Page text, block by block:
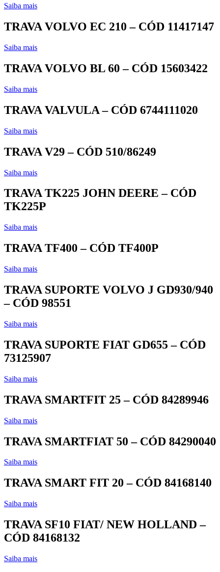
Saiba mais
TRAVA VOLVO EC 210 – CÓD 11417147
Saiba mais
TRAVA VOLVO BL 60 – CÓD 15603422
Saiba mais
TRAVA VALVULA – CÓD 6744111020
Saiba mais
TRAVA V29 – CÓD 510/86249
Saiba mais
TRAVA TK225 JOHN DEERE – CÓD
TK225P
Saiba mais
TRAVA TF400 – CÓD TF400P
Saiba mais
TRAVA SUPORTE VOLVO J GD930/940
– CÓD 98551
Saiba mais
TRAVA SUPORTE FIAT GD655 – CÓD
73125907
Saiba mais
TRAVA SMARTFIT 25 – CÓD 84289946
Saiba mais
TRAVA SMARTFIAT 50 – CÓD 84290040
Saiba mais
TRAVA SMART FIT 20 – CÓD 84168140
Saiba mais
TRAVA SF10 FIAT/ NEW HOLLAND –
CÓD 84168132
Saiba mais